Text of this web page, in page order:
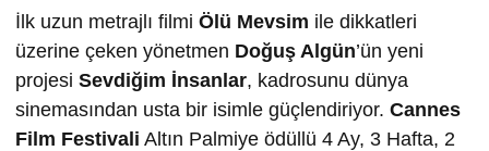
İlk uzun metrajlı filmi Ölü Mevsim ile dikkatleri
üzerine çeken yönetmen Doğuş Algün’ün yeni
projesi Sevdiğim İnsanlar, kadrosunu dünya
sinemasından usta bir isimle güçlendiriyor. Cannes
Film Festivali Altın Palmiye ödüllü 4 Ay, 3 Hafta, 2